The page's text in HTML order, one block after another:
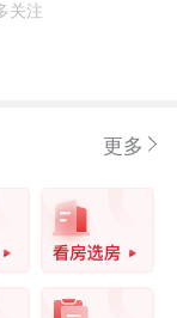
关注
更多